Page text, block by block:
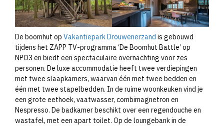
De boomhut op Vakantiepark Drouwenerzand is gebouwd
tijdens het ZAPP TV-programma ‘De Boomhut Battle’ op
NPO3 en biedt een spectaculaire overnachting voor zes
personen. De luxe accommodatie heeft twee verdiepingen
met twee slaapkamers, waarvan één met twee bedden en
één met twee stapelbedden. In de ruime woonkeuken vind je
een grote eethoek, vaatwasser, combimagnetron en
Nespresso. De badkamer beschikt over een regendouche en
wastafel, met een apart toilet. Op de loungebank in de